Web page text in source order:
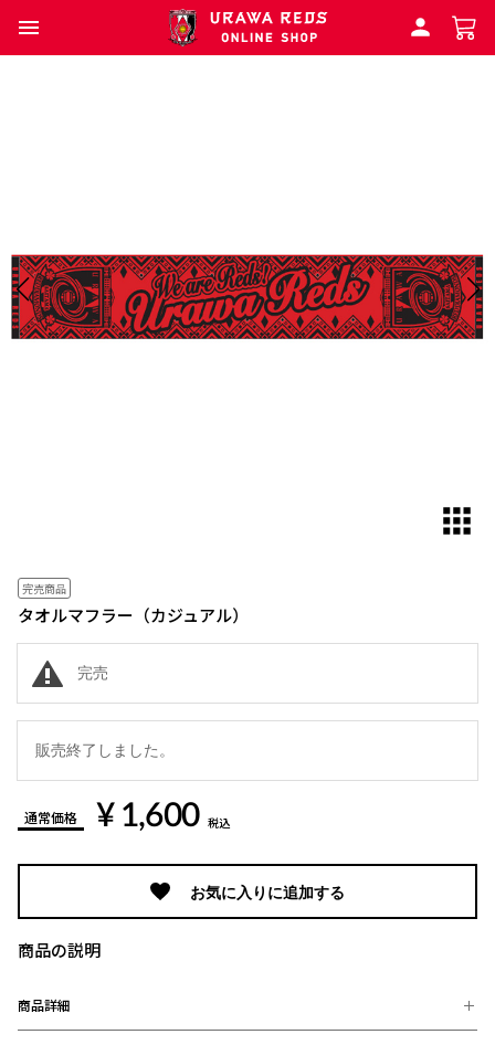
完売商品
タオルマフラー（カジュアル）
完売
販売終了しました。
通常価格 ¥ 1,600 税込
お気に入りに追加する
商品の説明
商品詳細